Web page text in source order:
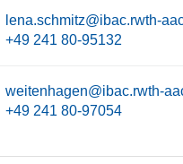
lena.schmitz@ibac.rwth-
+49 241 80-95132
weitenhagen@ibac.rwth-
+49 241 80-97054